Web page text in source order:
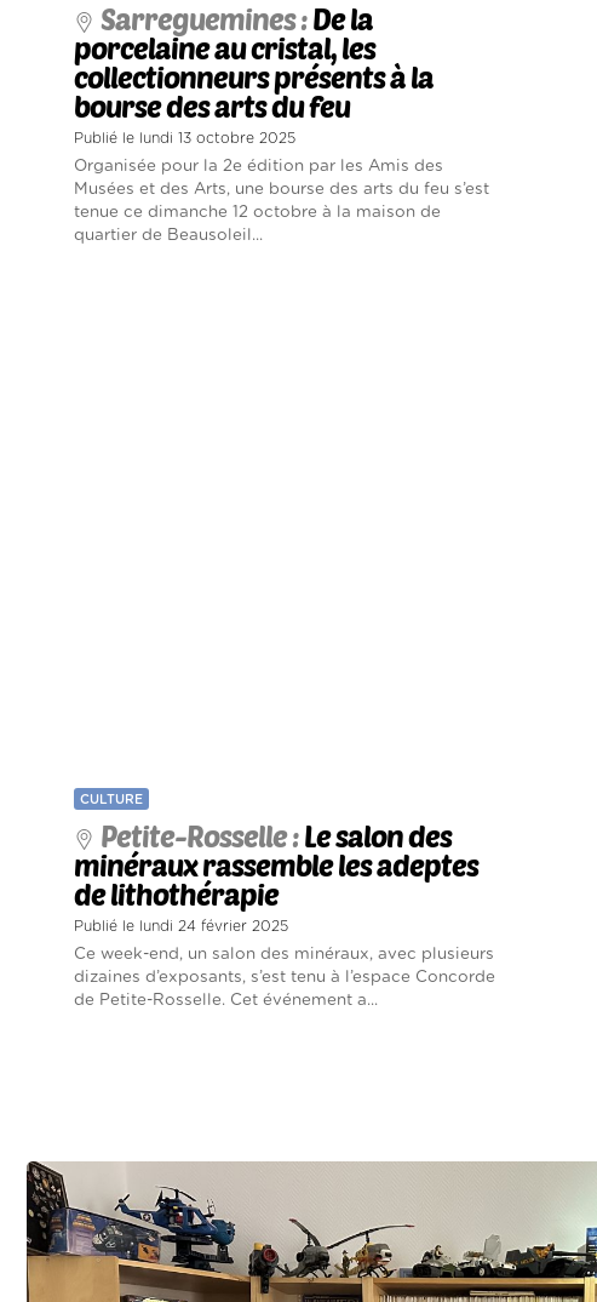
Sarreguemines :De la
porcelaine au cristal, les
collectionneurs présents à la
bourse des arts du feu
Publié le lundi 13 octobre 2025
Organisée pour la 2e édition par les Amis des
Musées et des Arts, une bourse des arts du feu s’est
tenue ce dimanche 12 octobre à la maison de
quartier de Beausoleil...
CULTURE
Petite-Rosselle :Le salon des
minéraux rassemble les adeptes
de lithothérapie
Publié le lundi 24 février 2025
Ce week-end, un salon des minéraux, avec plusieurs
dizaines d’exposants, s’est tenu à l’espace Concorde
de Petite-Rosselle. Cet événement a...